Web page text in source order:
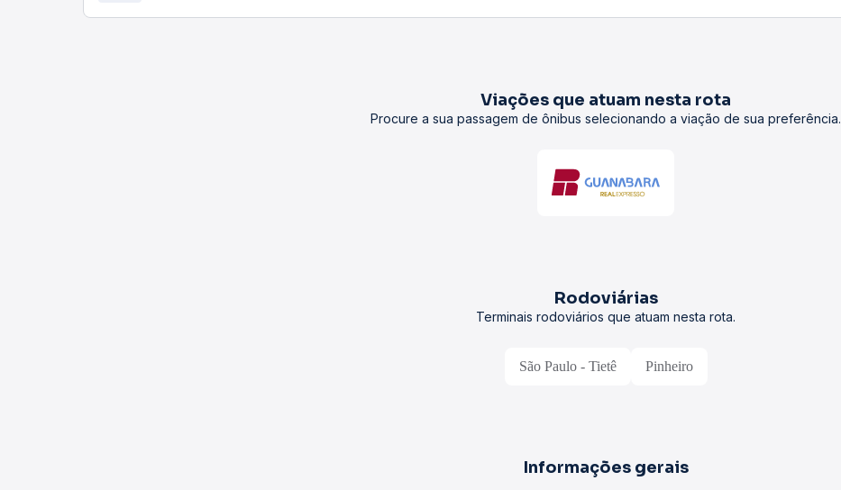
Viações que atuam nesta rota
Procure a sua passagem de ônibus selecionando a viação de sua preferência.
Rodoviárias
Terminais rodoviários que atuam nesta rota.
São Paulo - Tietê Pinheiro
Informações gerais